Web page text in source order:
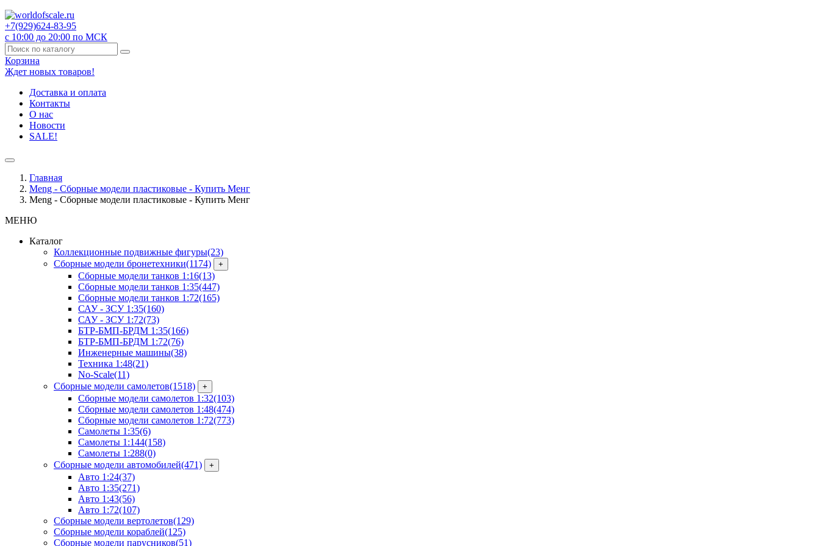
+7(929)624-83-95
с 10:00 до 20:00 по МСК
Корзина
Ждет новых товаров!
Доставка и оплата
Контакты
О нас
Новости
SALE!
Главная
Meng - Сборные модели пластиковые - Купить Менг
Meng - Сборные модели пластиковые - Купить Менг
МЕНЮ
Каталог
Коллекционные подвижные фигуры(23)
Сборные модели бронетехники(1174) +
Сборные модели танков 1:16(13)
Сборные модели танков 1:35(447)
Сборные модели танков 1:72(165)
САУ - ЗСУ 1:35(160)
САУ - ЗСУ 1:72(73)
БТР-БМП-БРДМ 1:35(166)
БТР-БМП-БРДМ 1:72(76)
Инженерные машины(38)
Техника 1:48(21)
No-Scale(11)
Сборные модели самолетов(1518) +
Сборные модели самолетов 1:32(103)
Сборные модели самолетов 1:48(474)
Сборные модели самолетов 1:72(773)
Самолеты 1:35(6)
Самолеты 1:144(158)
Самолеты 1:288(0)
Сборные модели автомобилей(471) +
Авто 1:24(37)
Авто 1:35(271)
Авто 1:43(56)
Авто 1:72(107)
Сборные модели вертолетов(129)
Сборные модели кораблей(125)
Сборные модели парусников(51)